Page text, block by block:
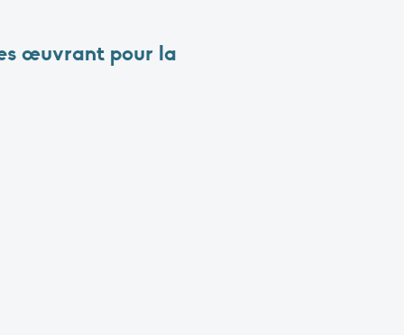
œuvrant pour la